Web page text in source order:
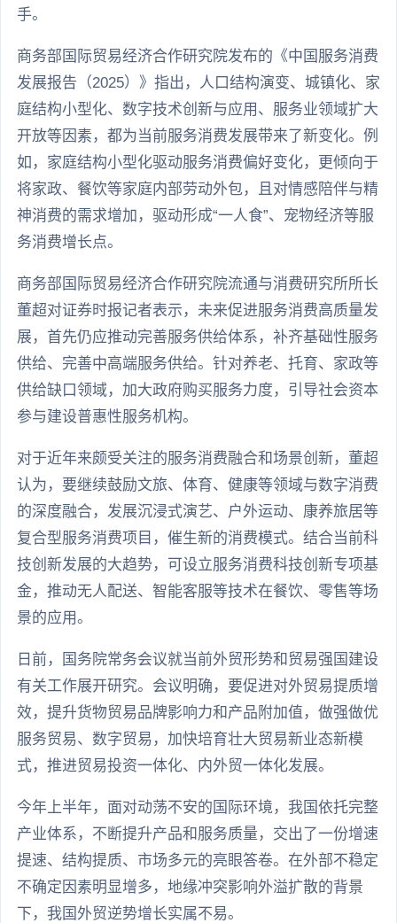
手。
商务部国际贸易经济合作研究院发布的《中国服务消费
发展报告（2025）》指出，人口结构演变、城镇化、家
庭结构小型化、数字技术创新与应用、服务业领域扩大
开放等因素，都为当前服务消费发展带来了新变化。例
如，家庭结构小型化驱动服务消费偏好变化，更倾向于
将家政、餐饮等家庭内部劳动外包，且对情感陪伴与精
神消费的需求增加，驱动形成“一人食”、宠物经济等服
务消费增长点。
商务部国际贸易经济合作研究院流通与消费研究所所长
董超对证券时报记者表示，未来促进服务消费高质量发
展，首先仍应推动完善服务供给体系，补齐基础性服务
供给、完善中高端服务供给。针对养老、托育、家政等
供给缺口领域，加大政府购买服务力度，引导社会资本
参与建设普惠性服务机构。
对于近年来颇受关注的服务消费融合和场景创新，董超
认为，要继续鼓励文旅、体育、健康等领域与数字消费
的深度融合，发展沉浸式演艺、户外运动、康养旅居等
复合型服务消费项目，催生新的消费模式。结合当前科
技创新发展的大趋势，可设立服务消费科技创新专项基
金，推动无人配送、智能客服等技术在餐饮、零售等场
景的应用。
日前，国务院常务会议就当前外贸形势和贸易强国建设
有关工作展开研究。会议明确，要促进对外贸易提质增
效，提升货物贸易品牌影响力和产品附加值，做强做优
服务贸易、数字贸易，加快培育壮大贸易新业态新模
式，推进贸易投资一体化、内外贸一体化发展。
今年上半年，面对动荡不安的国际环境，我国依托完整
产业体系，不断提升产品和服务质量，交出了一份增速
提速、结构提质、市场多元的亮眼答卷。在外部不稳定
不确定因素明显增多，地缘冲突影响外溢扩散的背景
下，我国外贸逆势增长实属不易。